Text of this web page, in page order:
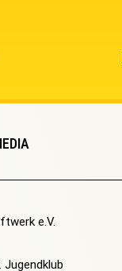
e.V.
Jugendklub